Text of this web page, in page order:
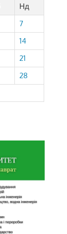
Нд
7
14
21
28